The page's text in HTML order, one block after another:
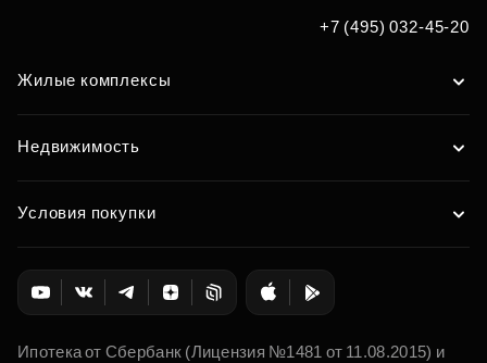
+7 (495) 032-45-20
Жилые комплексы
Недвижимость
Условия покупки
Ипотека от Сбербанк (Лицензия №1481 от 11.08.2015) и